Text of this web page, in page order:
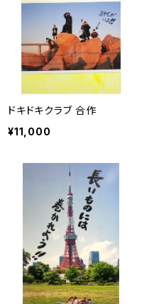
ドキドキクラブ 合作
¥11,000